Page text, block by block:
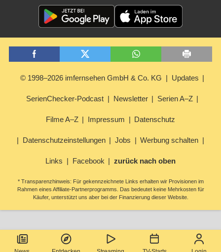
© 1998–2026 imfernsehen GmbH & Co. KG Updates
SerienChecker-Podcast Newsletter Serien A–Z
Filme A–Z Impressum Datenschutz
Datenschutzeinstellungen Jobs Werbung schalten
Links Facebook zurück nach oben
* Transparenzhinweis: Für gekennzeichnete Links erhalten wir Provisionen im
Rahmen eines Affiliate-Partnerprogramms. Das bedeutet keine Mehrkosten für
Käufer, unterstützt uns aber bei der Finanzierung dieser Website.